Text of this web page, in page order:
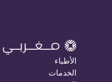
الأطباء
الخدمات